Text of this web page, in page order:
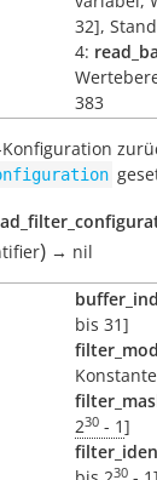
32],
4:
383
) → nil
bis 31]
230 - 1]
30